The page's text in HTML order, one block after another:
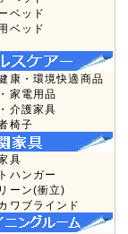
ベッド
ベッド
康・環境快適商品
家電用品
介護家具
椅子
具
ハンガー
ーン(衝立)
ワブラインド